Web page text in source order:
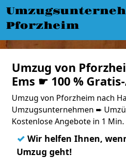
Pforzheim
Umzug von
Ems ☛ 100 %
Umzug von Pforzheim nach
Umzugsunternehmen ➨
Kostenlose Angebote in 1 Min.
✓ Wir helfen Ihnen,
Umzug geht!